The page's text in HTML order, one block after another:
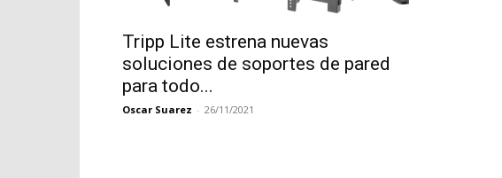
Tripp Lite estrena nuevas
soluciones de soportes de pared
para todo...
Oscar Suarez - 26/11/2021